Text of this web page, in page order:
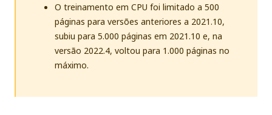
O treinamento em CPU foi limitado a 500
páginas para versões anteriores a 2021.10,
subiu para 5.000 páginas em 2021.10 e, na
versão 2022.4, voltou para 1.000 páginas no
máximo.